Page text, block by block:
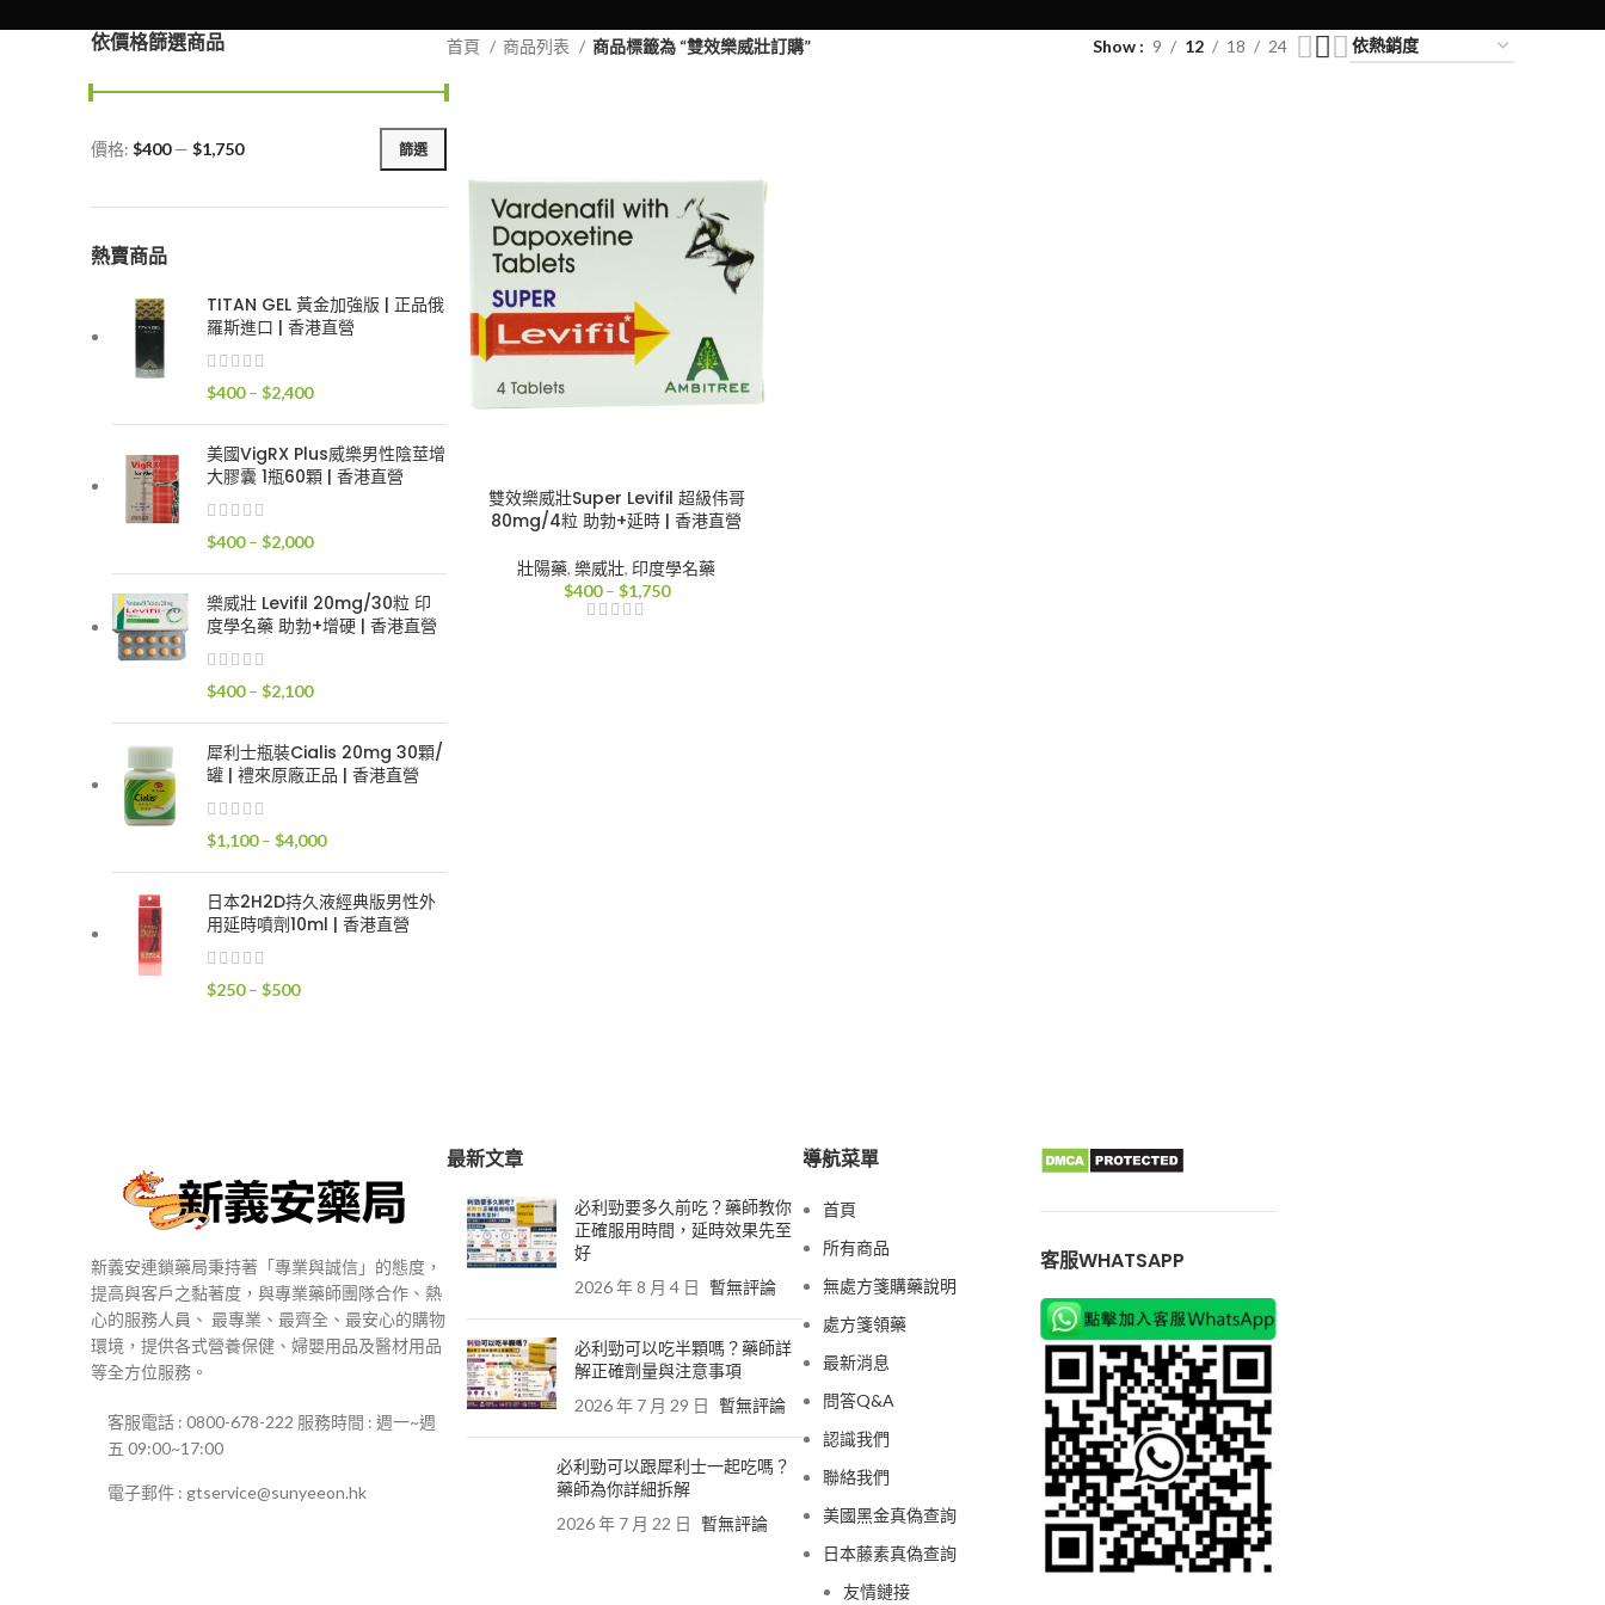
依價格篩選商品
最
價
最
價
篩選
價格: $400— $1,750
熱賣商品
TITAN GEL 黃金加強版 | 正品俄
羅斯進口 | 香港直營
$400 – $2,400價
圍：
$2,400
美國VigRX Plus威樂男性陰莖增
大膠囊 1瓶60顆 | 香港直營
$400 – $2,000價
範
圍：
$2,000
樂威壯 Levifil 20mg/30粒 印
度學名藥 助勃+增硬 | 香港直營
$400 – $2,100價
範
圍：
$2,100
犀利士瓶裝Cialis 20mg 30顆/
罐 | 禮來原廠正品 | 香港直營
$1,100 – $4,000價
範
圍：
日本2H2D持久液經典版男性外
用延時噴劑10ml | 香港直營
$250 – $500價
首頁 商品列表 商品標籤為 “雙效樂威壯訂購” Show 9 12 18 24
雙效樂威壯Super Levifil 超級伟哥
80mg/4粒 助勃+延時 | 香港直營
壯陽藥,樂威壯, 印度學名藥
$400 – $1,750價
新義安連鎖藥局秉持著「專業與誠信」的態度，
提高與客戶之黏著度，與專業藥師團隊合作、熱
心的服務人員、 最專業、最齊全、最安心的購物
環境，提供各式營養保健、婦嬰用品及醫材用品
等全方位服務。
客服電話 : 0800-678-222 服務時間 : 週一~週
五 09:00~17:00
電子郵件 : gtservice@sunyeeon.hk
最新文章
必利勁要多久前吃？藥師教你
正確服用時間，延時效果先至
好
2026 年 8 月 4 日 暫無評論
必利勁可以吃半顆嗎？藥師詳
解正確劑量與注意事項
2026 年 7 月 29 日 暫無評論
必利勁可以跟犀利士一起吃嗎？
藥師為你詳細拆解
2026 年 7 月 22 日 暫無評論
導航菜單
首頁
所有商品
無處方箋購藥說明
處方箋領藥
最新消息
問答Q&A
認識我們
聯絡我們
美國黑金真偽查詢
日本藤素真偽查詢
友情鏈接
客服WHATSAPP